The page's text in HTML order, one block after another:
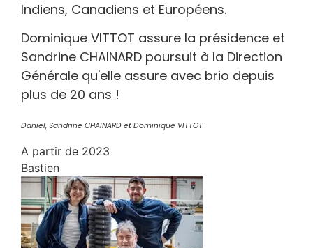
Indiens, Canadiens et Européens.
Dominique VITTOT assure la présidence et
Sandrine CHAINARD poursuit à la Direction
Générale qu'elle assure avec brio depuis
plus de 20 ans !
Daniel, Sandrine CHAINARD et Dominique VITTOT
A partir de 2023
Bastien